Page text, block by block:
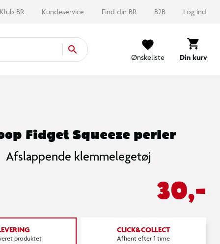
Klub BR Kundeservice Find din BR B2B Log ind
Ønskeliste Din kurv
Fidget Squeeze perler
Afslappende klemmelegetøj
30,-
produktet
CLICK&COLLECT
Afhent efter 1 time